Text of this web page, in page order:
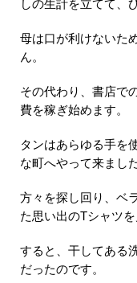
しの生計を立てて、
母は口が利けないた
ん。
その代わり、書店で
費を稼ぎ始めます。
タンはあらゆる手を
な町へやって来ました
方々を探し回り、ベ
た思い出のTシャツを
すると、干してある
だったのです。